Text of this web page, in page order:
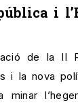
i
de la II
i la nova
minar